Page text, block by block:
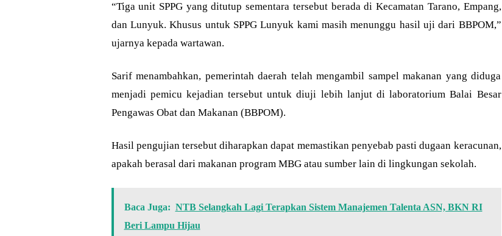
“Tiga unit SPPG yang ditutup sementara tersebut berada di Kecamatan Tarano, Empang,
dan Lunyuk. Khusus untuk SPPG Lunyuk kami masih menunggu hasil uji dari BBPOM,”
ujarnya kepada wartawan.
Sarif menambahkan, pemerintah daerah telah mengambil sampel makanan yang diduga
menjadi pemicu kejadian tersebut untuk diuji lebih lanjut di laboratorium Balai Besar
Pengawas Obat dan Makanan (BBPOM).
Hasil pengujian tersebut diharapkan dapat memastikan penyebab pasti dugaan keracunan,
apakah berasal dari makanan program MBG atau sumber lain di lingkungan sekolah.
Baca Juga: NTB Selangkah Lagi Terapkan Sistem Manajemen Talenta ASN, BKN RI
Beri Lampu Hijau